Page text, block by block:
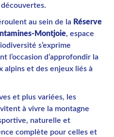
au sein de la Réserve
Montjoie, espace
s’exprime
l’occasion d’approfondir la
alpins et des enjeux liés à
et plus variées, les
à vivre la montagne
naturelle et
complète pour celles et